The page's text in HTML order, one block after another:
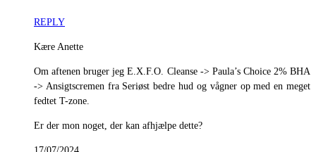
REPLY
Kære Anette
Om aftenen bruger jeg E.X.F.O. Cleanse -> Paula’s Choice 2% BHA
-> Ansigtscremen fra Seriøst bedre hud og vågner op med en meget
fedtet T-zone.
Er der mon noget, der kan afhjælpe dette?